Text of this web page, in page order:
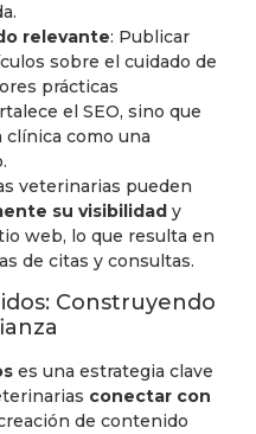
relevante: Publicar
sobre el cuidado de
prácticas
el SEO, sino que
como una
veterinarias pueden
su visibilidad y
web, lo que resulta en
de citas y consultas.
Construyendo
es una estrategia clave
conectar con
de contenido